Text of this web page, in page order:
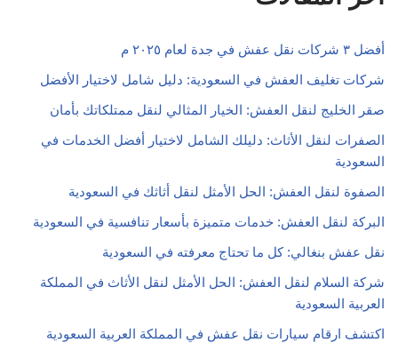
أفضل ٣ شركات نقل عفش في جدة لعام ٢٠٢٥ م
شركات تغليف العفش في السعودية: دليل شامل لاختيار الأفضل
صقر الخليج لنقل العفش: الخيار المثالي لنقل ممتلكاتك بأمان
الصفرات لنقل الأثاث: دليلك الشامل لاختيار أفضل الخدمات في
السعودية
الصفوة لنقل العفش: الحل الأمثل لنقل أثاثك في السعودية
البركة لنقل العفش: خدمات متميزة بأسعار تنافسية في السعودية
نقل عفش بنغالي: كل ما تحتاج معرفته في السعودية
شركة السلام لنقل العفش: الحل الأمثل لنقل الأثاث في المملكة
العربية السعودية
اكتشف ارقام سيارات نقل عفش في المملكة العربية السعودية